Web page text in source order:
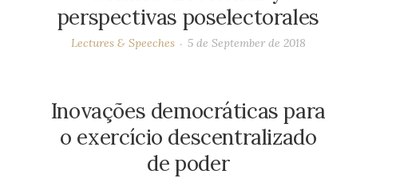
perspectivas poselectorales
Lectures & Speeches 5 de September de 2018
Inovações democráticas para
o exercício descentralizado
de poder